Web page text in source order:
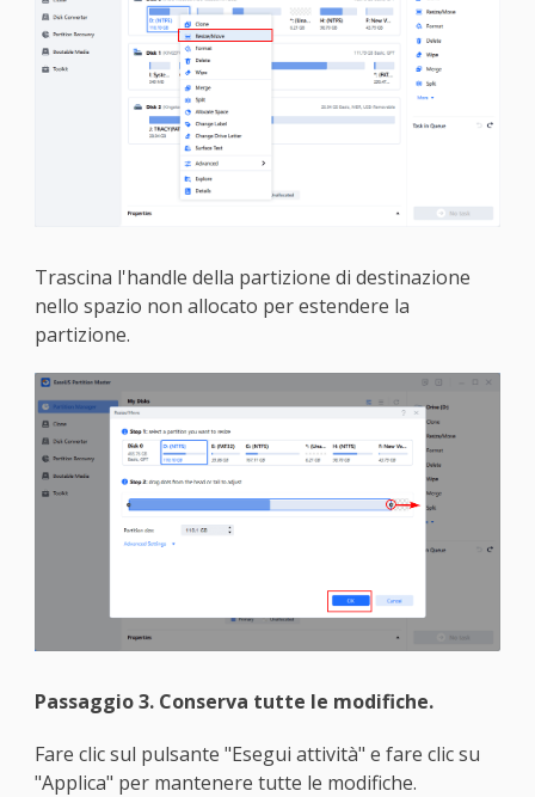
Trascina l'handle della partizione di destinazione
nello spazio non allocato per estendere la
partizione.
Passaggio 3. Conserva tutte le modifiche.
Fare clic sul pulsante "Esegui attività" e fare clic su
"Applica" per mantenere tutte le modifiche.